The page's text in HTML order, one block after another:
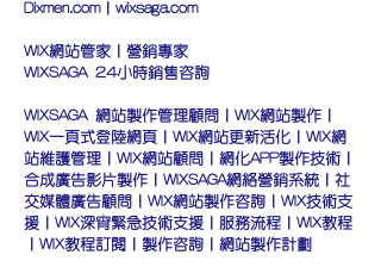
Dixmen.com｜wixsaga.com
WIX網站管家｜營銷專家​
WIXSAGA 24小時銷售咨詢
WIXSAGA 網站製作管理顧問｜WIX網站製作｜
WIX一頁式登陸網頁｜WIX網站更新活化｜WIX網
站維護管理｜WIX網站顧問｜網化APP製作技術｜
合成廣告影片製作｜WIXSAGA網絡營銷系統｜社
交媒體廣告顧問｜WIX網站製作咨詢｜WIX技術支
援｜WIX深宵緊急技術支援｜服務流程｜WIX教程
｜WIX教程訂閱｜製作咨詢｜網站製作計劃